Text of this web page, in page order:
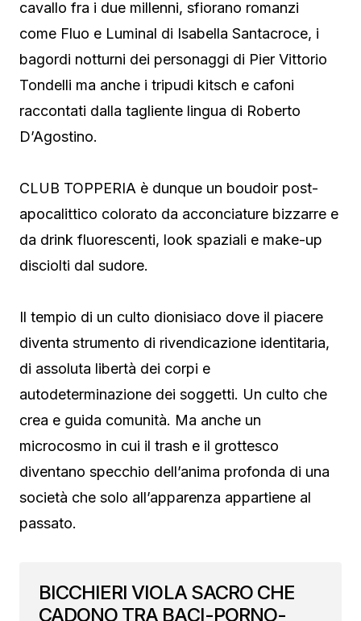
cavallo fra i due millenni, sfiorano romanzi
come Fluo e Luminal di Isabella Santacroce, i
bagordi notturni dei personaggi di Pier Vittorio
Tondelli ma anche i tripudi kitsch e cafoni
raccontati dalla tagliente lingua di Roberto
D’Agostino.
CLUB TOPPERIA è dunque un boudoir post-
apocalittico colorato da acconciature bizzarre e
da drink fluorescenti, look spaziali e make-up
disciolti dal sudore.
Il tempio di un culto dionisiaco dove il piacere
diventa strumento di rivendicazione identitaria,
di assoluta libertà dei corpi e
autodeterminazione dei soggetti. Un culto che
crea e guida comunità. Ma anche un
microcosmo in cui il trash e il grottesco
diventano specchio dell’anima profonda di una
società che solo all’apparenza appartiene al
passato.
BICCHIERI VIOLA SACRO CHE
CADONO TRA BACI-PORNO-